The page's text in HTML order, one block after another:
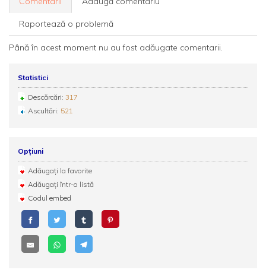
Raportează o problemă
Până în acest moment nu au fost adăugate comentarii.
Statistici
Descărcări: 317
Ascultări: 521
Opțiuni
Adăugați la favorite
Adăugați într-o listă
Codul embed